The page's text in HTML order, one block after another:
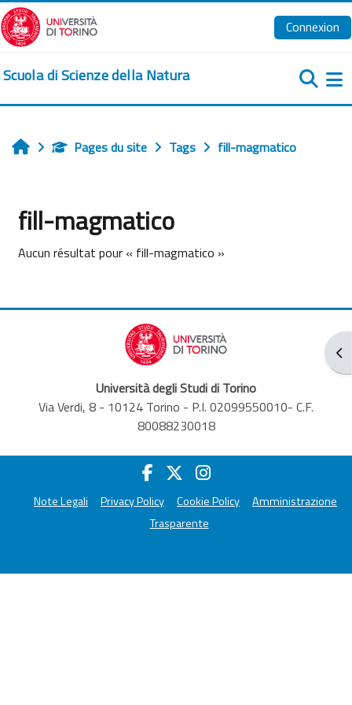
Passer au contenu principal
Connexion
Scuola di Scienze della Natura
AccueilPages du site Tags fill-magmatico
fill-magmatico
Aucun résultat pour « fill-magmatico »
Università degli Studi di Torino
Via Verdi, 8 - 10124 Torino - P.I. 02099550010- C.F.
80088230018
Note Legali Privacy Policy Cookie Policy
Amministrazione
Trasparente